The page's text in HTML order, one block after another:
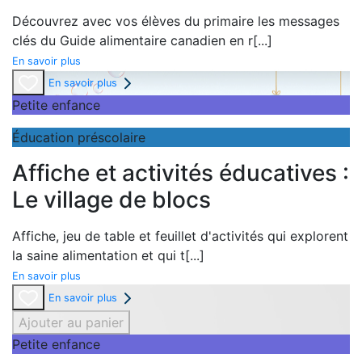
Découvrez avec vos élèves du primaire les messages
clés du Guide alimentaire canadien en r[...]
En savoir plus
En savoir plus
Petite enfance
Éducation préscolaire
Affiche et activités éducatives :
Le village de blocs
Affiche, jeu de table et feuillet d'activités qui explorent
la saine alimentation et qui t[...]
En savoir plus
En savoir plus
Ajouter au panier
Petite enfance